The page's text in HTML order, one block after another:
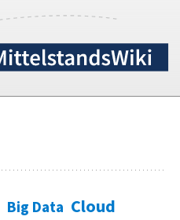
Big Data Cloud